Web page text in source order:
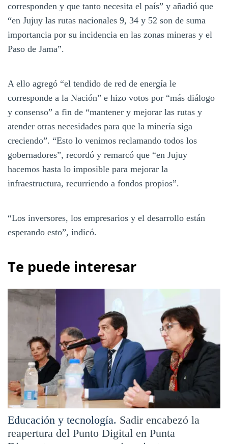
corresponden y que tanto necesita el país” y añadió que
“en Jujuy las rutas nacionales 9, 34 y 52 son de suma
importancia por su incidencia en las zonas mineras y el
Paso de Jama”.
A ello agregó “el tendido de red de energía le
corresponde a la Nación” e hizo votos por “más diálogo
y consenso” a fin de “mantener y mejorar las rutas y
atender otras necesidades para que la minería siga
creciendo”. “Esto lo venimos reclamando todos los
gobernadores”, recordó y remarcó que “en Jujuy
hacemos hasta lo imposible para mejorar la
infraestructura, recurriendo a fondos propios”.
“Los inversores, los empresarios y el desarrollo están
esperando esto”, indicó.
Te puede interesar
Educación y tecnología. Sadir encabezó la
reapertura del Punto Digital en Punta